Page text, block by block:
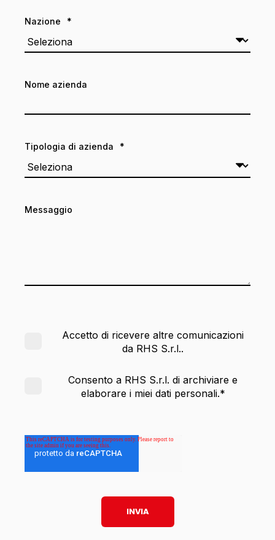
Nazione *
Nome azienda
Tipologia di azienda *
Messaggio
Accetto di ricevere altre comunicazioni
da RHS S.r.l..
Consento a RHS S.r.l. di archiviare e
elaborare i miei dati personali.*